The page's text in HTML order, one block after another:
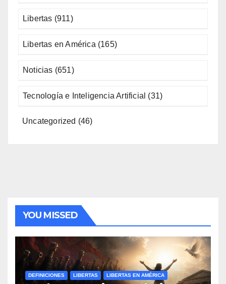
Libertas (911)
Libertas en América (165)
Noticias (651)
Tecnología e Inteligencia Artificial (31)
Uncategorized (46)
YOU MISSED
DEFINICIONES LIBERTAS LIBERTAS EN AMÉRICA